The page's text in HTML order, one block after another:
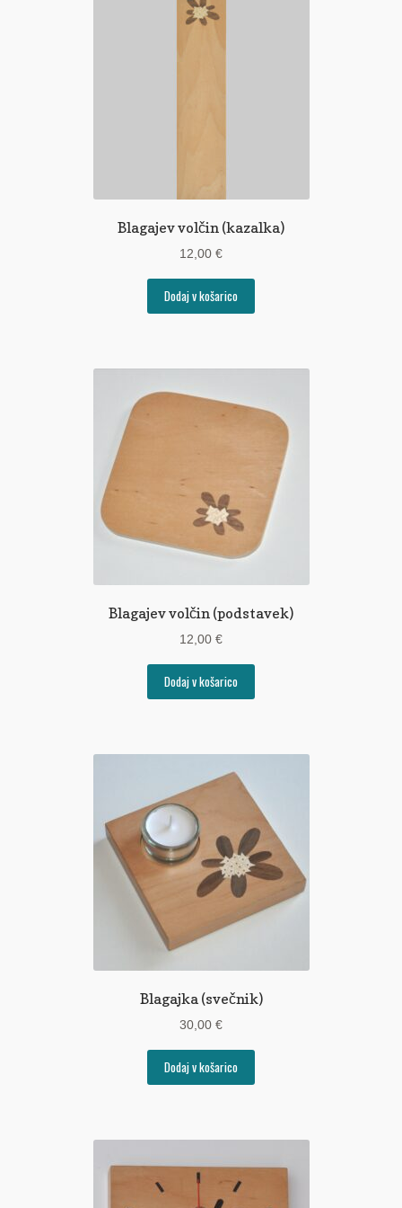
Blagajev volčin (kazalka)
12,00 €
Dodaj v košarico
Blagajev volčin (podstavek)
12,00 €
Dodaj v košarico
Blagajka (svečnik)
30,00 €
Dodaj v košarico